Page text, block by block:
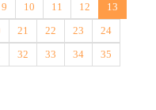
9 10 11 12
13
21 22 23
24
32 33 34
35